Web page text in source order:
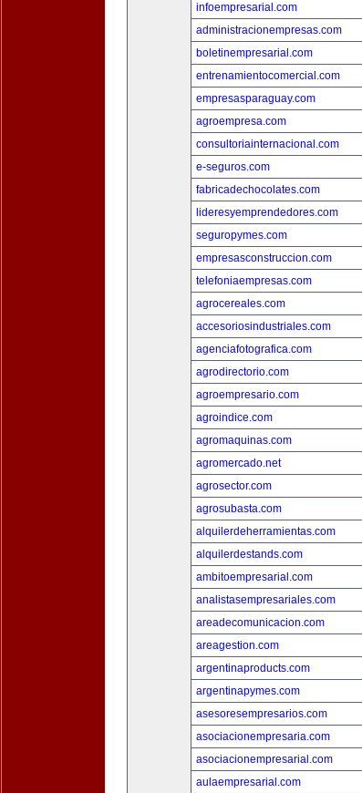
infoempresarial.com
administracionempresas.com
boletinempresarial.com
entrenamientocomercial.com
empresasparaguay.com
agroempresa.com
consultoriainternacional.com
e-seguros.com
fabricadechocolates.com
lideresyemprendedores.com
seguropymes.com
empresasconstruccion.com
telefoniaempresas.com
agrocereales.com
accesoriosindustriales.com
agenciafotografica.com
agrodirectorio.com
agroempresario.com
agroindice.com
agromaquinas.com
agromercado.net
agrosector.com
agrosubasta.com
alquilerdeherramientas.com
alquilerdestands.com
ambitoempresarial.com
analistasempresariales.com
areadecomunicacion.com
areagestion.com
argentinaproducts.com
argentinapymes.com
asesoresempresarios.com
asociacionempresaria.com
asociacionempresarial.com
aulaempresarial.com